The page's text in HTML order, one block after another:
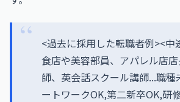
<過去に採用した転職者例><中
食店や美容部員、アパレル店
師、英会話スクール講師...職種
ートワークOK,第二新卒OK,研